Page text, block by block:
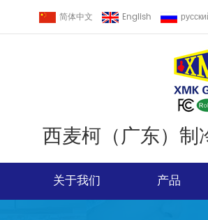
简体中文 English
西麦柯（广东）制
关于我们 产品